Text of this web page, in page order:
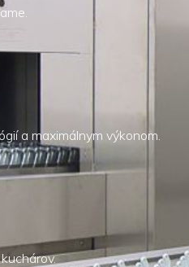
a maximálnym výkonom.